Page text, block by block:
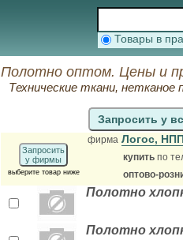
Товары в
Полотно оптом. Цены и
Технические ткани, нетканое
Запросить у
Запросить
у фирмы
выберите товар ниже
фирма Логос,
купить по
оптово-
Полотно
Полотно